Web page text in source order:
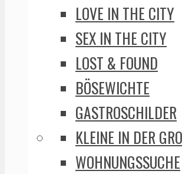
LOVE IN THE CITY
SEX IN THE CITY
LOST & FOUND
BÖSEWICHTE
GASTROSCHILDER
KLEINE IN DER
WOHNUNGSSUCHE